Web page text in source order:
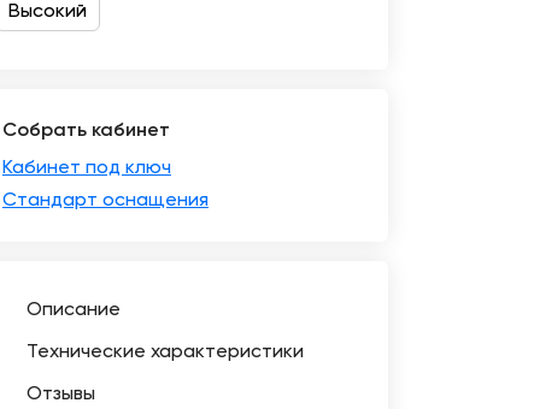
Высокий
Собрать кабинет
Кабинет под ключ
Стандарт оснащения
Описание
Технические характеристики
Отзывы